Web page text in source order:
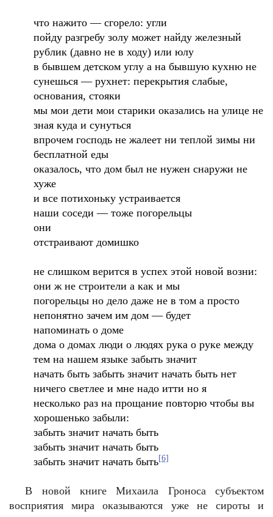
что нажито — сгорело: угли
пойду разгребу золу может найду железный
рублик (давно не в ходу) или юлу
в бывшем детском углу а на бывшую кухню не
сунешься — рухнет: перекрытия слабые,
основания, стояки
мы мои дети мои старики оказались на улице не
зная куда и сунуться
впрочем господь не жалеет ни теплой зимы ни
бесплатной еды
оказалось, что дом был не нужен снаружи не
хуже
и все потихоньку устраивается
наши соседи — тоже погорельцы
они
отстраивают домишко
не слишком верится в успех этой новой возни:
они ж не строители а как и мы
погорельцы но дело даже не в том а просто
непонятно зачем им дом — будет
напоминать о доме
дома о домах люди о людях рука о руке между
тем на нашем языке забыть значит
начать быть забыть значит начать быть нет
ничего светлее и мне надо итти но я
несколько раз на прощание повторю чтобы вы
хорошенько забыли:
забыть значит начать быть
забыть значит начать быть
забыть значит начать быть[6]
В новой книге Михаила Гроноса субъектом
восприятия мира оказываются уже не сироты и